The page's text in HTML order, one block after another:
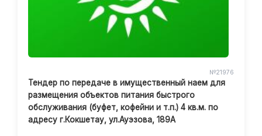
№21976
Тендер по передаче в имущественный наем для
размещения объектов питания быстрого
обслуживания (буфет, кофейни и т.п.) 4 кв.м. по
адресу г.Кокшетау, ул.Ауэзова, 189А